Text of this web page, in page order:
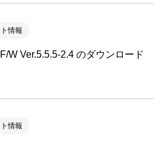
情報
W Ver.5.5.5-2.4 のダウンロード
情報